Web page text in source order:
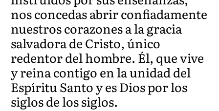
nos concedas abrir confiadamente
nuestros corazones a la gracia
salvadora de Cristo, único
redentor del hombre. Él, que vive
y reina contigo en la unidad del
Espíritu Santo y es Dios por los
siglos de los siglos.